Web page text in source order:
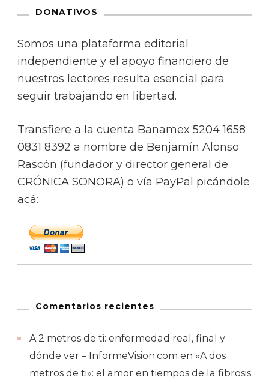
DONATIVOS
Somos una plataforma editorial
independiente y el apoyo financiero de
nuestros lectores resulta esencial para
seguir trabajando en libertad.
Transfiere a la cuenta Banamex 5204 1658
0831 8392 a nombre de Benjamín Alonso
Rascón (fundador y director general de
CRÓNICA SONORA) o vía PayPal picándole
acá:
Comentarios recientes
A 2 metros de ti: enfermedad real, final y
dónde ver – InformeVision.com en «A dos
metros de ti»: el amor en tiempos de la fibrosis